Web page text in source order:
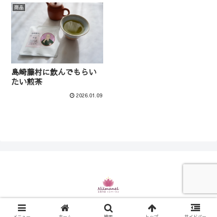
商品
島崎藤村に飲んでもらい
たい煎茶
2026.01.09
© 2021 お茶の店 ニルマーネル.